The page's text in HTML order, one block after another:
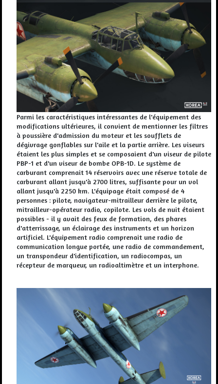
Parmi les caractéristiques intéressantes de l'équipement des
modifications ultérieures, il convient de mentionner les filtres
à poussière d'admission du moteur et les soufflets de
dégivrage gonflables sur l'aile et la partie arrière. Les viseurs
étaient les plus simples et se composaient d'un viseur de pilote
PBP-1 et d'un viseur de bombe OPB-1D. Le système de
carburant comprenait 14 réservoirs avec une réserve totale de
carburant allant jusqu'à 2700 litres, suffisante pour un vol
allant jusqu'à 2250 km. L'équipage était composé de 4
personnes : pilote, navigateur-mitrailleur derrière le pilote,
mitrailleur-opérateur radio, copilote. Les vols de nuit étaient
possibles - il y avait des feux de formation, des phares
d'atterrissage, un éclairage des instruments et un horizon
artificiel. L'équipement radio comprenait une radio de
communication longue portée, une radio de commandement,
un transpondeur d'identification, un radiocompas, un
récepteur de marqueur, un radioaltimètre et un interphone.